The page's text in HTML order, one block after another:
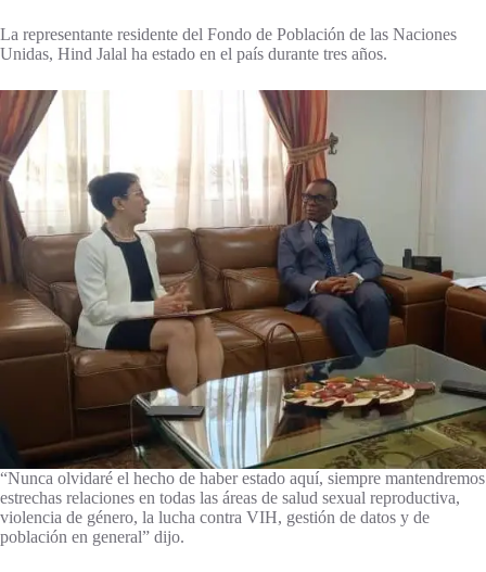
La representante residente del Fondo de Población de las Naciones
Unidas, Hind Jalal ha estado en el país durante tres años.
“Nunca olvidaré el hecho de haber estado aquí, siempre mantendremos
estrechas relaciones en todas las áreas de salud sexual reproductiva,
violencia de género, la lucha contra VIH, gestión de datos y de
población en general” dijo.